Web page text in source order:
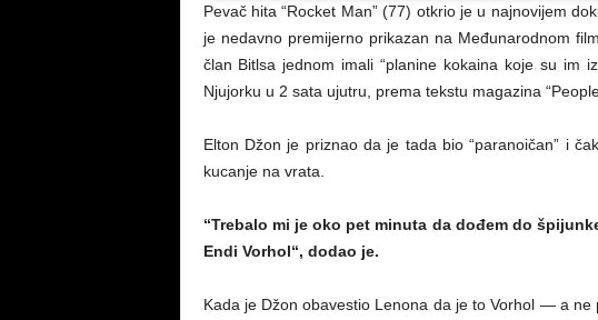
Pevač hita “Rocket Man” (77) otkrio je u najnovijem
je nedavno premijerno prikazan na Međunarodnom
član Bitlsa jednom imali “planine kokaina koje su im
Njujorku u 2 sata ujutru, prema tekstu magazina
Elton Džon je priznao da je tada bio “paranoičan” i
kucanje na vrata.
“Trebalo mi je oko pet minuta da dođem do
Endi Vorhol“, dodao je.
Kada je Džon obavestio Lenona da je to Vorhol — a